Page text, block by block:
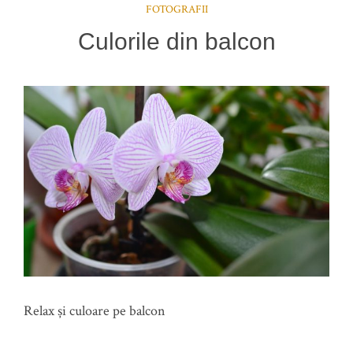
FOTOGRAFII
Culorile din balcon
Relax și culoare pe balcon